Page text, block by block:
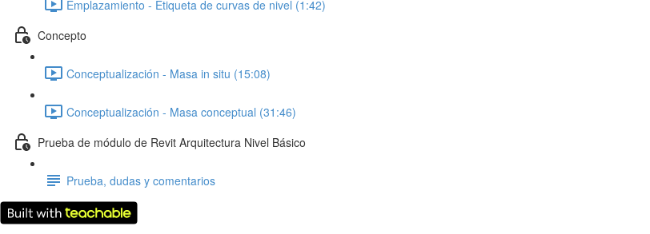
Emplazamiento - Etiqueta de curvas de nivel (1:42)
Concepto
Conceptualización - Masa in situ (15:08)
Conceptualización - Masa conceptual (31:46)
Prueba de módulo de Revit Arquitectura Nivel Básico
Prueba, dudas y comentarios